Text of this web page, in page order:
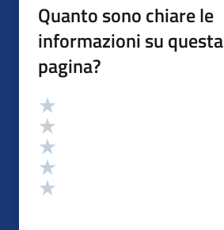
Quanto sono chiare le
informazioni su questa
pagina?
Valutazione